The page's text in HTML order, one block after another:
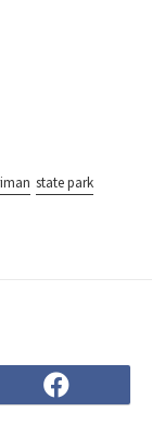
state park
で